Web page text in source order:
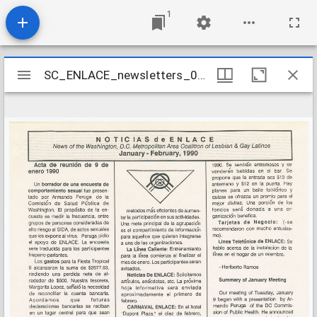
1
Mirador
viewer
SC_ENLACE_newsletters_0006
SC_ENLACE_newsletters_0006